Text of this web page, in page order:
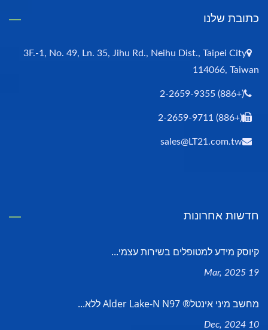
כתובת שלנו
3F.-1, No. 49, Ln. 35, Jihu Rd., Neihu Dist., Taipei City
114066, Taiwan
(+886) 2-2659-9355
(+886) 2-2659-9711
sales@LT21.com.tw
חדשות אחרונות
קיוסק מידע למטופלים בשירות עצמי...
19 Mar, 2025
מחשב מיני אינטל® Alder Lake-N N97 ללא...
10 Dec, 2024